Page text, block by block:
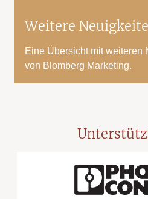
Weitere
Eine Übersicht mit weiteren
von Blomberg Marketing.